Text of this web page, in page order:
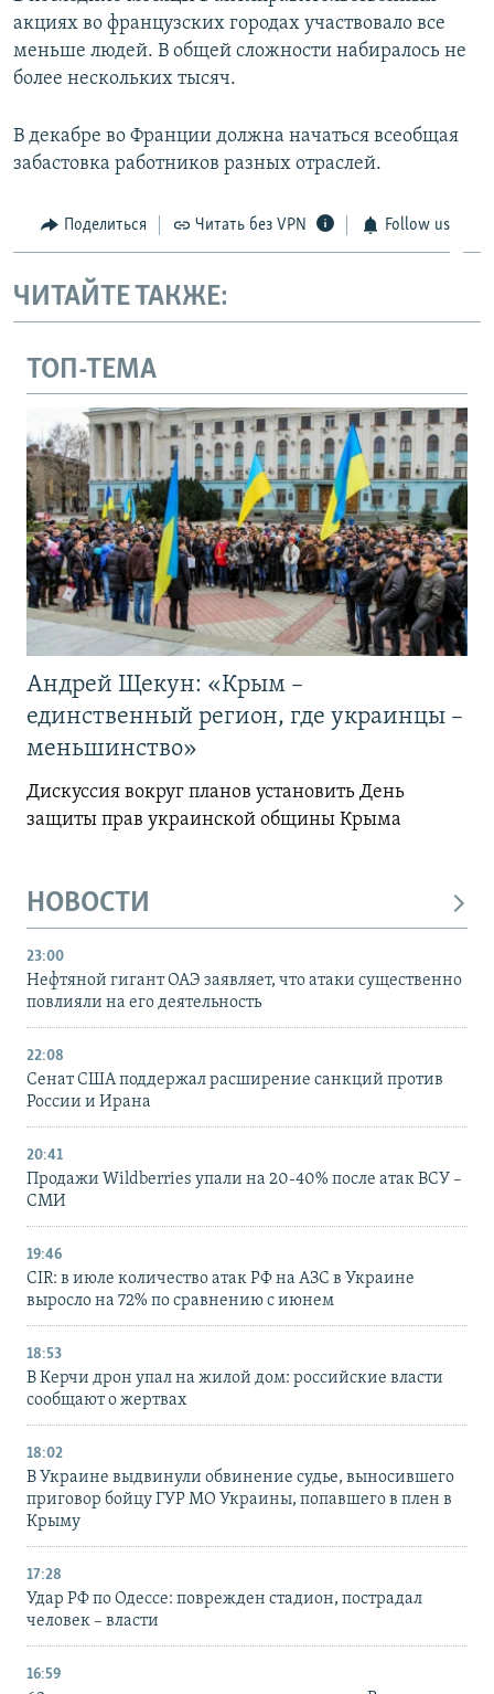
акциях во французских городах участвовало все
меньше людей. В общей сложности набиралось не
более нескольких тысяч.
В декабре во Франции должна начаться всеобщая
забастовка работников разных отраслей.
Поделиться Читать без VPN Follow us
ЧИТАЙТЕ ТАКЖЕ:
ТОП-ТЕМА
Андрей Щекун: «Крым –
единственный регион, где украинцы –
меньшинство»
Дискуссия вокруг планов установить День
защиты прав украинской общины Крыма
НОВОСТИ
23:00
Нефтяной гигант ОАЭ заявляет, что атаки существенно
повлияли на его деятельность
22:08
Сенат США поддержал расширение санкций против
России и Ирана
20:41
Продажи Wildberries упали на 20-40% после атак ВСУ –
СМИ
19:46
CIR: в июле количество атак РФ на АЗС в Украине
выросло на 72% по сравнению с июнем
18:53
В Керчи дрон упал на жилой дом: российские власти
сообщают о жертвах
18:02
В Украине выдвинули обвинение судье, выносившего
приговор бойцу ГУР МО Украины, попавшего в плен в
Крыму
17:28
Удар РФ по Одессе: поврежден стадион, пострадал
человек – власти
16:59